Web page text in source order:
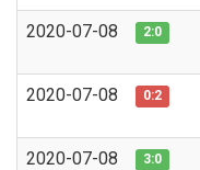
2020-07-08 2:0
2020-07-08 0:2
2020-07-08 3:0